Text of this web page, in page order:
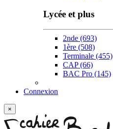
Lycée et plus
2nde (693)
1ère (508)
Terminale (455)
CAP(66)
BAC Pro (145)
Connexion
×